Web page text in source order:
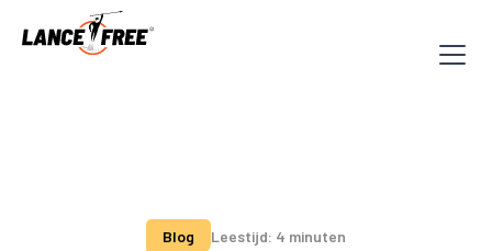
Blog Leestijd: 4 minuten